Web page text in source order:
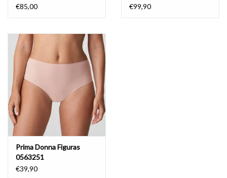
€85,00
€99,90
Prima Donna Figuras
0563251
€39,90